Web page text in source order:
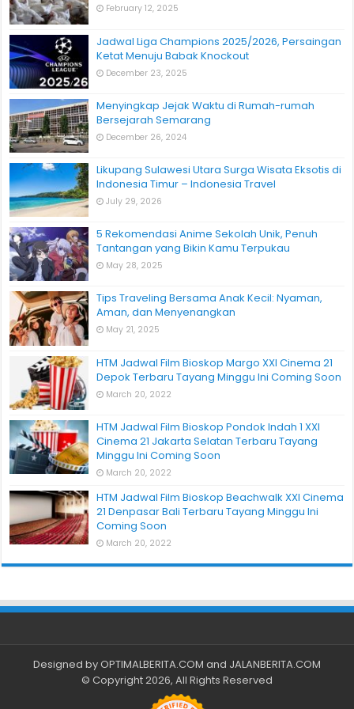
February 12, 2025
Jadwal Liga Champions 2025/2026, Persaingan
Ketat Menuju Babak Knockout
December 23, 2025
Menyingkap Jejak Waktu di Rumah-rumah
Bersejarah Semarang
December 26, 2024
Likupang Sulawesi Utara Surga Wisata Eksotis di
Indonesia Timur – Indonesia Travel
July 29, 2026
5 Rekomendasi Anime Sekolah Unik, Penuh
Tantangan yang Bikin Kamu Terpukau
May 28, 2025
Tips Traveling Bersama Anak Kecil: Nyaman,
Aman, dan Menyenangkan
May 21, 2025
HTM Jadwal Film Bioskop Margo XXI Cinema 21
Depok Terbaru Tayang Minggu Ini Coming Soon
March 20, 2022
HTM Jadwal Film Bioskop Pondok Indah 1 XXI
Cinema 21 Jakarta Selatan Terbaru Tayang
Minggu Ini Coming Soon
March 20, 2022
HTM Jadwal Film Bioskop Beachwalk XXI Cinema
21 Denpasar Bali Terbaru Tayang Minggu Ini
Coming Soon
March 20, 2022
Designed byOPTIMALBERITA.COM and JALANBERITA.COM
© Copyright 2026, All Rights Reserved